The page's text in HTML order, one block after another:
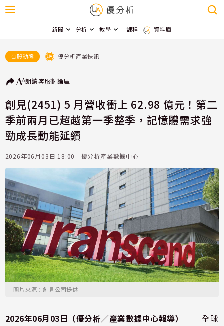
新聞 分析 教學 課程 資料庫
台股動態 優分析產業快訊
朗讀客服討論區
創見(2451) 5 月營收衝上 62.98 億元！第二
季前兩月已超越第一季整季，記憶體需求強
勁成長動能延續
2026年06月03日 18:00 - 優分析產業數據中心
圖片來源：創見公司提供
2026年06月03日（優分析／產業數據中心報導） ⸺ 全球